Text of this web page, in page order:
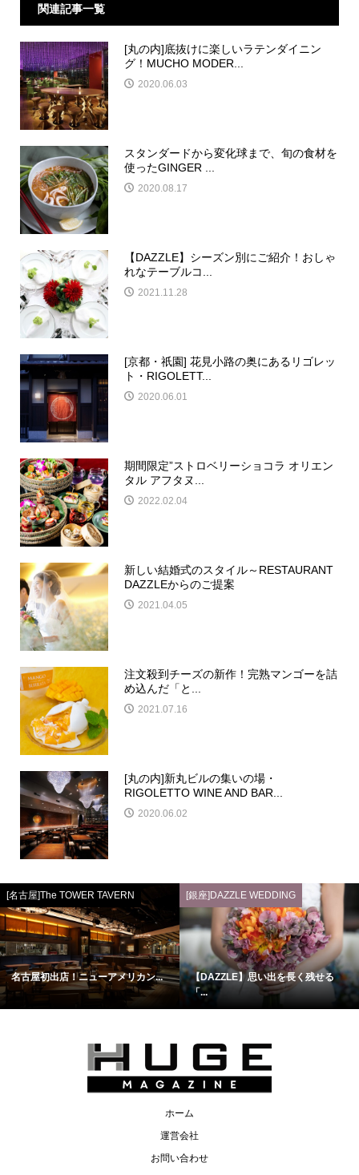
関連記事一覧
[丸の内]底抜けに楽しいラテンダイニン
グ！MUCHO MODER...
2020.06.03
スタンダードから変化球まで、旬の食材を
使ったGINGER ...
2020.08.17
【DAZZLE】シーズン別にご紹介！おしゃ
れなテーブルコ...
2021.11.28
[京都・祇園] 花見小路の奥にあるリゴレッ
ト・RIGOLETT...
2020.06.01
期間限定”ストロベリーショコラ オリエン
タル アフタヌ...
2022.02.04
新しい結婚式のスタイル～RESTAURANT
DAZZLEからのご提案
2021.04.05
注文殺到チーズの新作！完熟マンゴーを詰
め込んだ「と...
2021.07.16
[丸の内]新丸ビルの集いの場・
RIGOLETTO WINE AND BAR...
2020.06.02
[名古屋]The TOWER TAVERN
名古屋初出店！ニューアメリカン...
[銀座]DAZZLE WEDDING
【DAZZLE】思い出を長く残せる
「...
ホーム
運営会社
お問い合わせ